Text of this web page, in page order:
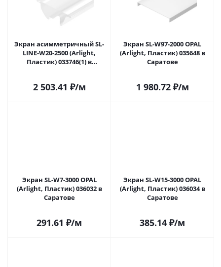
Экран асимметричный SL-
LINE-W20-2500 (Arlight,
Пластик) 033746(1) в
2 503.41 ₽/м
Экран SL-W97-2000 OPAL
(Arlight, Пластик) 035648 в
Саратове
1 980.72₽/м
Экран SL-W7-3000 OPAL
(Arlight, Пластик) 036032 в
Саратове
291.61 ₽/м
Экран SL-W15-3000 OPAL
(Arlight, Пластик) 036034 в
Саратове
385.14 ₽/м